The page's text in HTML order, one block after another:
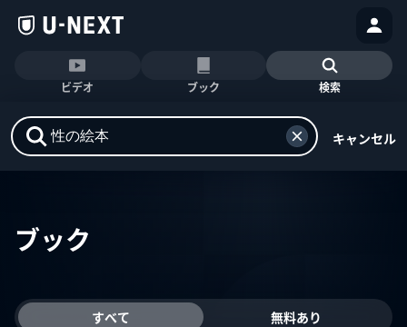
ビデオ ブック 検索
キャンセル
ブック
すべて 無料あり